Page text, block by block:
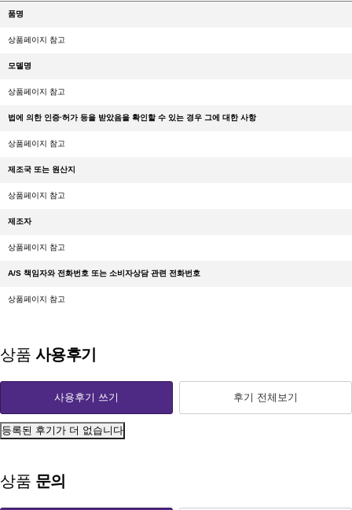
품명
상품페이지 참고
모델명
상품페이지 참고
법에 의한 인증·허가 등을 받았음을 확인할 수 있는 경우 그에 대한 사항
상품페이지 참고
제조국 또는 원산지
상품페이지 참고
제조자
상품페이지 참고
A/S 책임자와 전화번호 또는 소비자상담 관련 전화번호
상품페이지 참고
상품 사용후기
사용후기 쓰기 후기 전체보기
등록된 후기가 더 없습니다
상품 문의